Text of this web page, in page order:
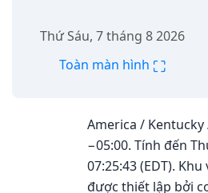
Thứ Sáu, 7 tháng 8 2026
Toàn màn hình ⛶
America /
−05:00. Tính đến
07:25:43 (EDT).
được thiết lập bởi